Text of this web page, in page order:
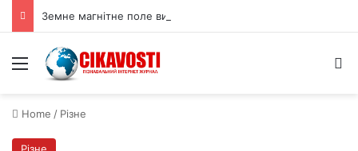
Menu
Home / Різне
Різне